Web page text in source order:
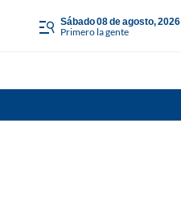
sábado 08 de agosto, 2026
Primero la gente